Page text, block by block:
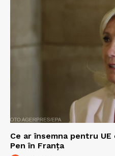
Ce ar însemna pentru
Pen în Franța